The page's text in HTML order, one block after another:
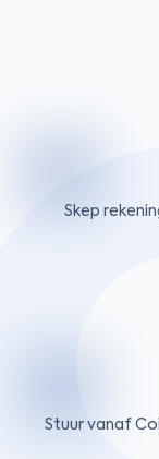
Skep
Stuur vanaf